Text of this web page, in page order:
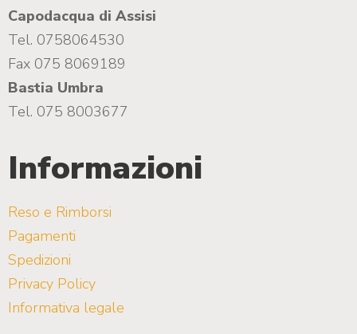
Capodacqua di Assisi
Tel. 0758064530
Fax 075 8069189
Bastia Umbra
Tel. 075 8003677
Informazioni
Reso e Rimborsi
Pagamenti
Spedizioni
Privacy Policy
Informativa legale